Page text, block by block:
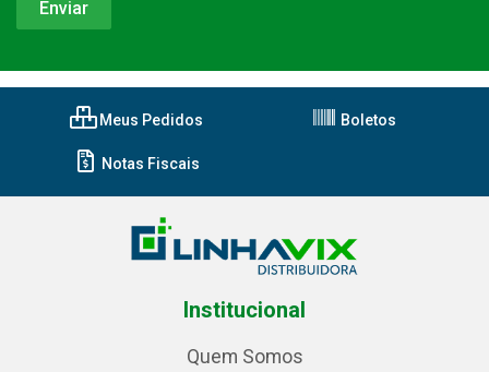
Meus Pedidos Boletos
Notas Fiscais
Institucional
Quem Somos